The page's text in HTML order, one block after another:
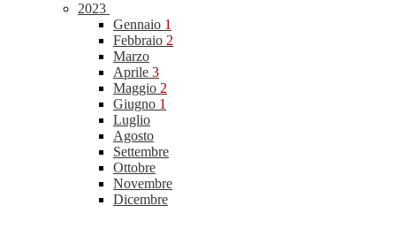
2023
Gennaio 1
Febbraio 2
Marzo
Aprile 3
Maggio 2
Giugno 1
Luglio
Agosto
Settembre
Ottobre
Novembre
Dicembre